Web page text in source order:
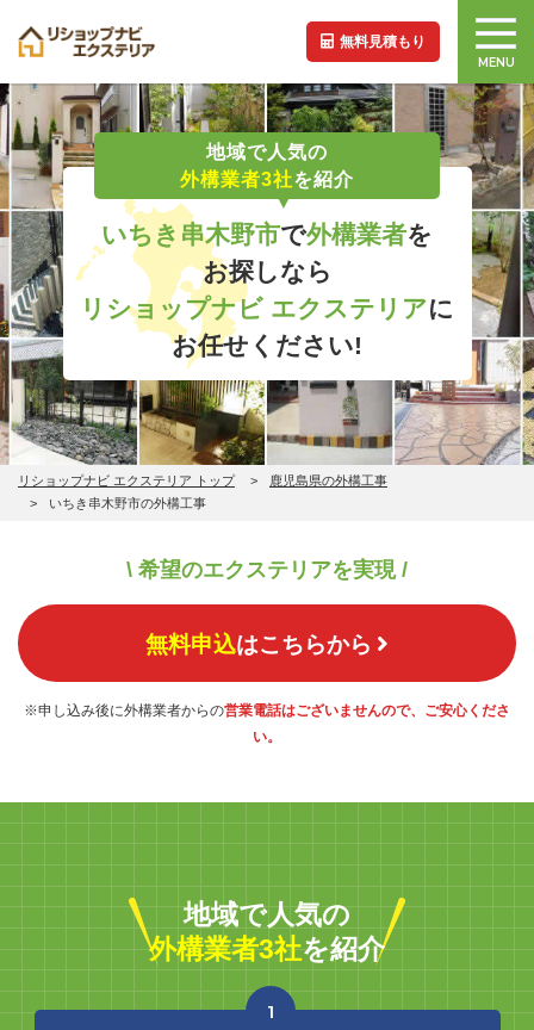
無料見積もり
MENU
地域で人気の
外構業者3社を紹介
いちき串木野市で外構業者を
お探しなら
リショップナビ エクステリアに
お任せください!
リショップナビ エクステリア トップ
鹿児島県の外構工事
いちき串木野市の外構工事
\ 希望のエクステリアを実現 /
無料申込はこちらから
※申し込み後に外構業者からの営業電話はございませんので、ご安心くださ
い。
地域で人気の
外構業者3社を紹介
1